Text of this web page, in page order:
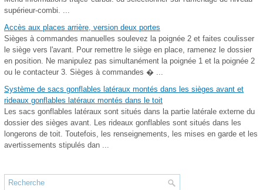
supérieur-combi. ...
Accès aux places arrière, version deux portes
Sièges à commandes manuelles soulevez la poignée 2 et faites coulisser
le siège vers l'avant. Pour remettre le siège en place, ramenez le dossier
en position. Ne manipulez pas simultanément la poignée 1 et la poignée 2
ou le contacteur 3. Sièges à commandes � ...
Système de sacs gonflables latéraux montés dans les sièges avant et
rideaux gonflables latéraux montés dans le toit
Les sacs gonflables latéraux sont situés dans la partie latérale externe du
dossier des sièges avant. Les rideaux gonflables sont situés dans les
longerons de toit. Toutefois, les renseignements, les mises en garde et les
avertissements stipulés dan ...